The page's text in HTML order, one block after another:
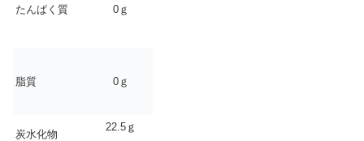
たんぱく質 0ｇ
脂質 0ｇ
炭水化物
22.5ｇ